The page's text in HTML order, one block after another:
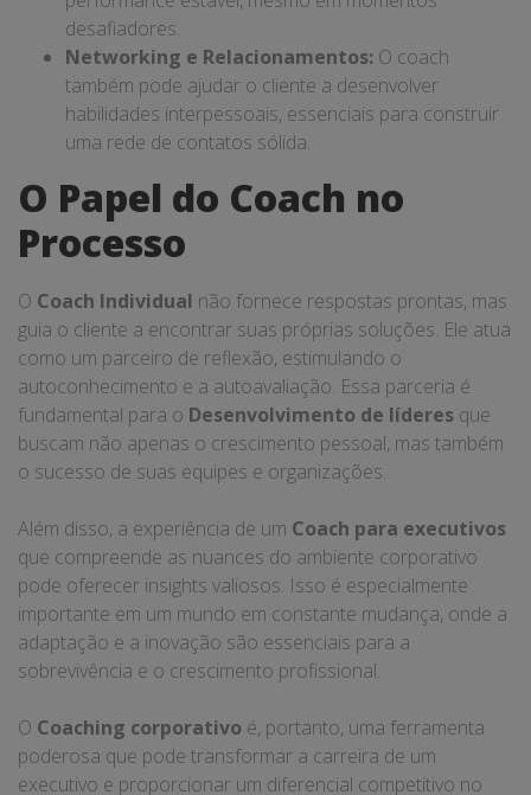
desafiadores.
Networking e Relacionamentos: O coach
também pode ajudar o cliente a desenvolver
habilidades interpessoais, essenciais para construir
uma rede de contatos sólida.
O Papel do Coach no
Processo
O Coach Individual não fornece respostas prontas, mas
guia o cliente a encontrar suas próprias soluções. Ele atua
como um parceiro de reflexão, estimulando o
autoconhecimento e a autoavaliação. Essa parceria é
fundamental para o Desenvolvimento de líderes que
buscam não apenas o crescimento pessoal, mas também
o sucesso de suas equipes e organizações.
Além disso, a experiência de um Coach para executivos
que compreende as nuances do ambiente corporativo
pode oferecer insights valiosos. Isso é especialmente
importante em um mundo em constante mudança, onde a
adaptação e a inovação são essenciais para a
sobrevivência e o crescimento profissional.
O Coaching corporativo é, portanto, uma ferramenta
poderosa que pode transformar a carreira de um
executivo e proporcionar um diferencial competitivo no